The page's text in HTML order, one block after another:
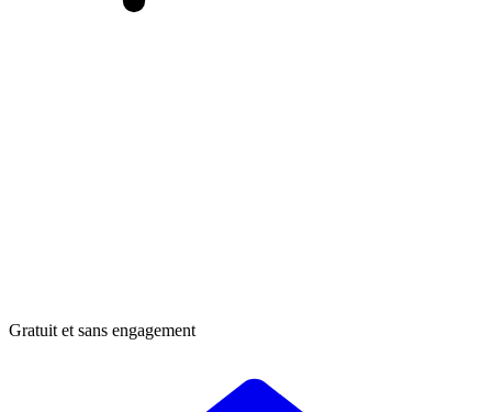
Gratuit et sans engagement